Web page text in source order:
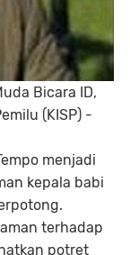
Bicara ID,
(KISP) -
menjadi
kepala babi
terhadap
potret